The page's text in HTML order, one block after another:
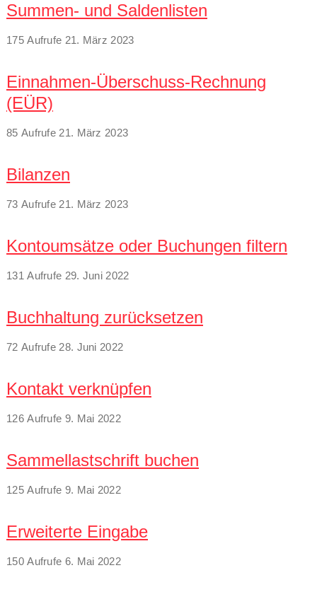
Summen- und Saldenlisten
175 Aufrufe 21. März 2023
Einnahmen-Überschuss-Rechnung
(EÜR)
85 Aufrufe 21. März 2023
Bilanzen
73 Aufrufe 21. März 2023
Kontoumsätze oder Buchungen filtern
131 Aufrufe 29. Juni 2022
Buchhaltung zurücksetzen
72 Aufrufe 28. Juni 2022
Kontakt verknüpfen
126 Aufrufe 9. Mai 2022
Sammellastschrift buchen
125 Aufrufe 9. Mai 2022
Erweiterte Eingabe
150 Aufrufe 6. Mai 2022